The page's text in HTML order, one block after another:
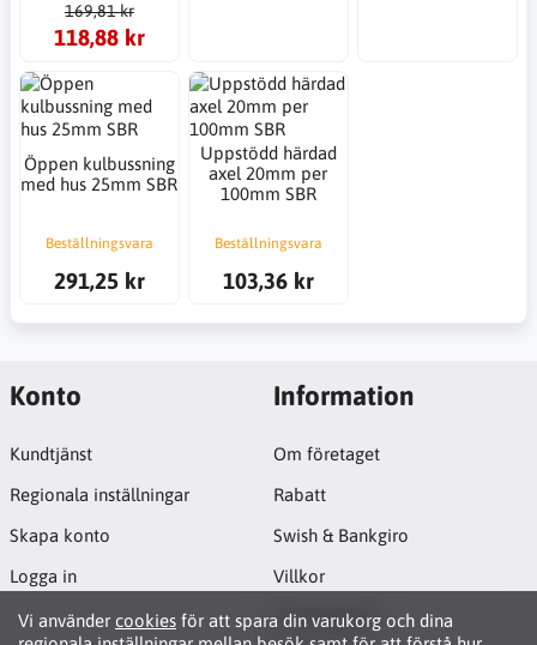
169,81 kr
118,88 kr
Öppen kulbussning
med hus 25mm SBR
Beställningsvara
291,25 kr
Uppstödd härdad
axel 20mm per
100mm SBR
Beställningsvara
103,36 kr
Vi använder cookies för att spara din varukorg och dina
Konto
Kundtjänst
Regionala inställningar
Skapa konto
Logga in
Information
Om företaget
Rabatt
Swish & Bankgiro
Villkor
Cookiepolicy